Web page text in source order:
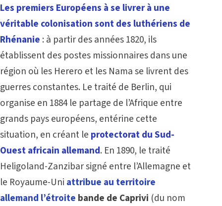
Les premiers Européens à se livrer à une
véritable colonisation sont des luthériens de
Rhénanie : à partir des années 1820, ils
établissent des postes missionnaires dans une
région où les Herero et les Nama se livrent des
guerres constantes. Le traité de Berlin, qui
organise en 1884 le partage de l’Afrique entre
grands pays européens, entérine cette
situation, en créant le protectorat du Sud-
Ouest africain allemand. En 1890, le traité
Heligoland-Zanzibar signé entre l’Allemagne et
le Royaume-Uni attribue au territoire
allemand l’étroite bande de Caprivi (du nom